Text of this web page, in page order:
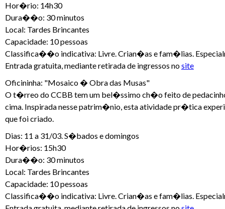
Hor�rio: 14h30
Dura��o: 30 minutos
Local: Tardes Brincantes
Capacidade: 10 pessoas
Classifica��o indicativa: Livre. Crian�as e fam�lias.
Entrada gratuita, mediante retirada de ingressos nosite
Oficininha: "Mosaico � Obra das Musas"
O t�rreo do CCBB tem um bel�ssimo ch�o feito de
cima. Inspirada nesse patrim�nio, esta atividade pr�tica
que foi criado.
Dias: 11 a 31/03. S�bados e domingos
Hor�rios: 15h30
Dura��o: 30 minutos
Local: Tardes Brincantes
Capacidade: 10 pessoas
Classifica��o indicativa: Livre. Crian�as e fam�lias.